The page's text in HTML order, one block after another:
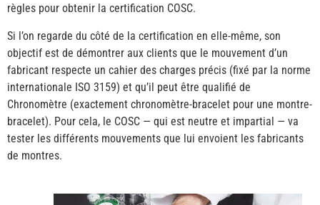
règles pour obtenir la certification COSC.
Si l’on regarde du côté de la certification en elle-même, son
objectif est de démontrer aux clients que le mouvement d’un
fabricant respecte un cahier des charges précis (fixé par la norme
internationale ISO 3159) et qu’il peut être qualifié de
Chronomètre (exactement chronomètre-bracelet pour une montre-
bracelet). Pour cela, le COSC — qui est neutre et impartial — va
tester les différents mouvements que lui envoient les fabricants
de montres.